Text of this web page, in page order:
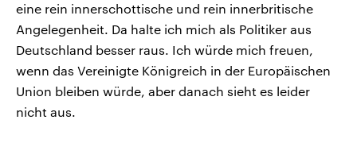
eine rein innerschottische und rein innerbritische
Angelegenheit. Da halte ich mich als Politiker aus
Deutschland besser raus. Ich würde mich freuen,
wenn das Vereinigte Königreich in der Europäischen
Union bleiben würde, aber danach sieht es leider
nicht aus.